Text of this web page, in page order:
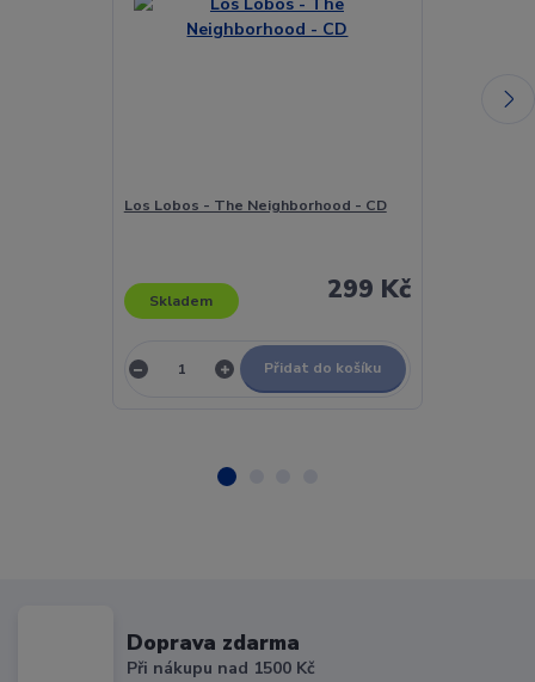
Los Lobos - The Neighborhood - CD
299 Kč
Skladem
Přidat do košíku
Doprava zdarma
Při nákupu nad 1500 Kč